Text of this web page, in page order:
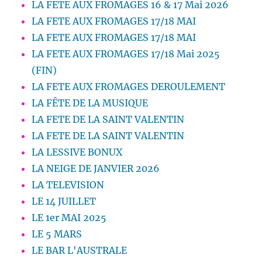
LA FETE AUX FROMAGES 16 & 17 Mai 2026
LA FETE AUX FROMAGES 17/18 MAI
LA FETE AUX FROMAGES 17/18 MAI
LA FETE AUX FROMAGES 17/18 Mai 2025
(FIN)
LA FETE AUX FROMAGES DEROULEMENT
LA FÊTE DE LA MUSIQUE
LA FETE DE LA SAINT VALENTIN
LA FETE DE LA SAINT VALENTIN
LA LESSIVE BONUX
LA NEIGE DE JANVIER 2026
LA TELEVISION
LE 14 JUILLET
LE 1er MAI 2025
LE 5 MARS
LE BAR L'AUSTRALE